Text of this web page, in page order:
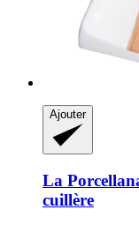
Ajouter
La
cuillère